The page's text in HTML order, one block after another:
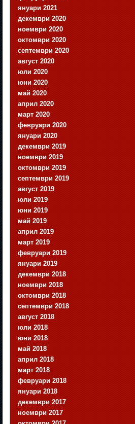
януари 2021
декември 2020
ноември 2020
октомври 2020
септември 2020
август 2020
юли 2020
юни 2020
май 2020
април 2020
март 2020
февруари 2020
януари 2020
декември 2019
ноември 2019
октомври 2019
септември 2019
август 2019
юли 2019
юни 2019
май 2019
април 2019
март 2019
февруари 2019
януари 2019
декември 2018
ноември 2018
октомври 2018
септември 2018
август 2018
юли 2018
юни 2018
май 2018
април 2018
март 2018
февруари 2018
януари 2018
декември 2017
ноември 2017